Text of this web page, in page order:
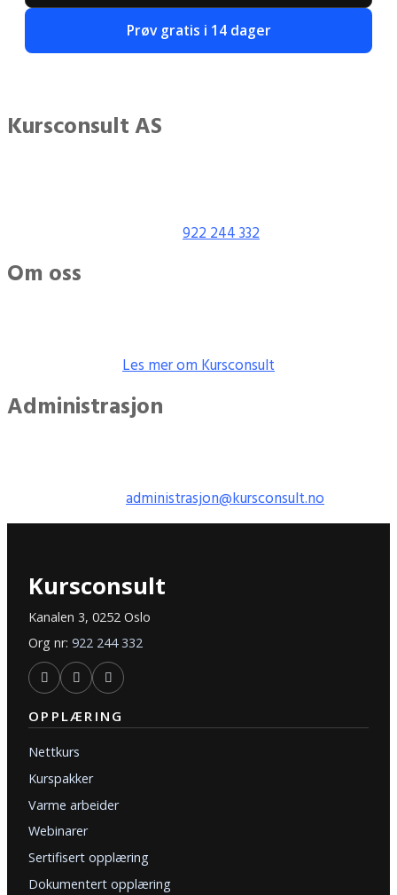
Prøv gratis i 14 dager
Kursconsult AS
922 244 332
Om oss
Les mer om Kursconsult
Administrasjon
administrasjon@kursconsult.no
Kursconsult
Kanalen 3, 0252 Oslo
Org nr: 922 244 332
OPPLÆRING
Nettkurs
Kurspakker
Varme arbeider
Webinarer
Sertifisert opplæring
Dokumentert opplæring